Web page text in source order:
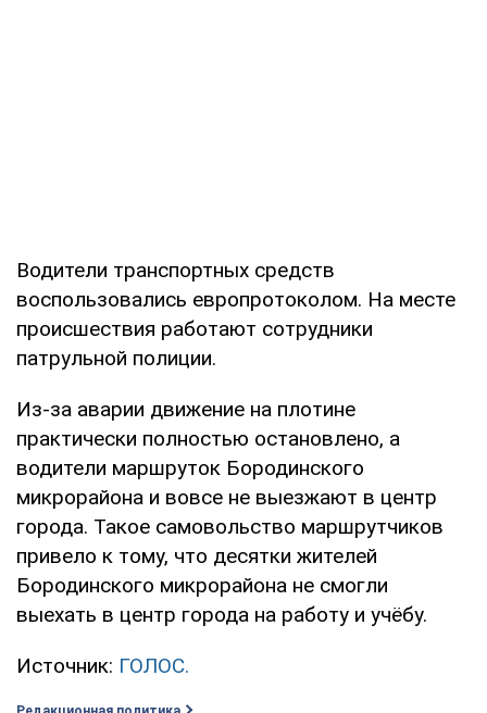
Водители транспортных средств
воспользовались европротоколом. На месте
происшествия работают сотрудники
патрульной полиции.
Из-за аварии движение на плотине
практически полностью остановлено, а
водители маршруток Бородинского
микрорайона и вовсе не выезжают в центр
города. Такое самовольство маршрутчиков
привело к тому, что десятки жителей
Бородинского микрорайона не смогли
выехать в центр города на работу и учёбу.
Источник: ГОЛОС.